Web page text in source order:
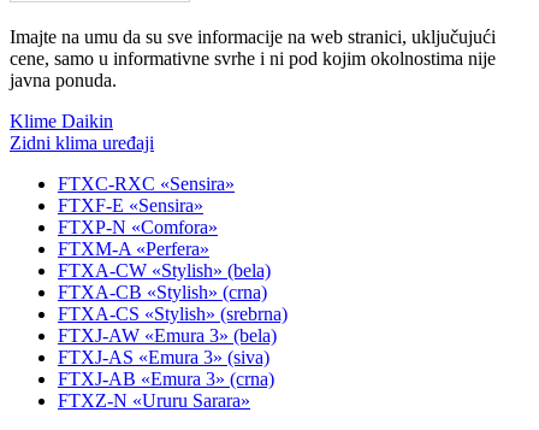
Imajte na umu da su sve informacije na web stranici, uključujući
cene, samo u informativne svrhe i ni pod kojim okolnostima nije
javna ponuda.
Klime Daikin
Zidni klima uređaji
FTXC-RXC «Sensira»
FTXF-E «Sensira»
FTXP-N «Comfora»
FTXM-A «Perfera»
FTXA-CW «Stylish» (bela)
FTXA-CB «Stylish» (crna)
FTXA-CS «Stylish» (srebrna)
FTXJ-AW «Emura 3» (bela)
FTXJ-AS «Emura 3» (siva)
FTXJ-AB «Emura 3» (crna)
FTXZ-N «Ururu Sarara»